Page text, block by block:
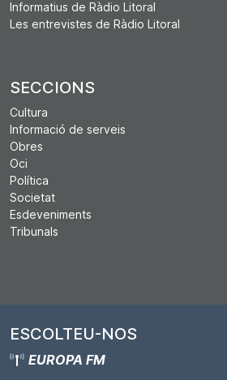
Informatius de Ràdio Litoral
Les entrevistes de Ràdio Litoral
SECCIONS
Cultura
Informació de serveis
Obres
Oci
Política
Societat
Esdeveniments
Tribunals
ESCOLTEU-NOS
EUROPA FM